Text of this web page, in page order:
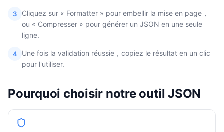
3
Cliquez sur « Formatter » pour embellir la mise en page，
ou « Compresser » pour générer un JSON en une seule
ligne.
4
Une fois la validation réussie，copiez le résultat en un clic
pour l'utiliser.
Pourquoi choisir notre outil JSON